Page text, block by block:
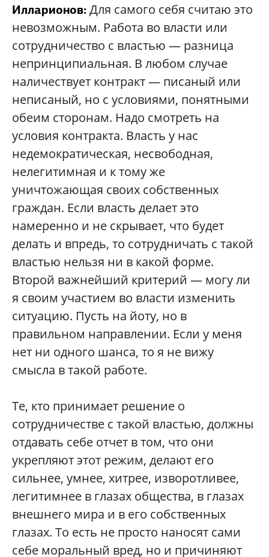
Илларионов:Для самого себя считаю это
невозможным. Работа во власти или
сотрудничество с властью — разница
непринципиальная. В любом случае
наличествует контракт — писаный или
неписаный, но с условиями, понятными
обеим сторонам. Надо смотреть на
условия контракта. Власть у нас
недемократическая, несвободная,
нелегитимная и к тому же
уничтожающая своих собственных
граждан. Если власть делает это
намеренно и не скрывает, что будет
делать и впредь, то сотрудничать с такой
властью нельзя ни в какой форме.
Второй важнейший критерий — могу ли
я своим участием во власти изменить
ситуацию. Пусть на йоту, но в
правильном направлении. Если у меня
нет ни одного шанса, то я не вижу
смысла в такой работе.
Те, кто принимает решение о
сотрудничестве с такой властью, должны
отдавать себе отчет в том, что они
укрепляют этот режим, делают его
сильнее, умнее, хитрее, изворотливее,
легитимнее в глазах общества, в глазах
внешнего мира и в его собственных
глазах. То есть не просто наносят сами
себе моральный вред, но и причиняют